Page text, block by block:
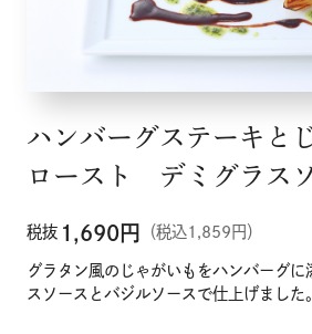
ハンバーグステーキと
ロースト デミグラス
税抜 1,690円 （税込1,859円）
グラタン風のじゃがいもをハンバーグに
スソースとバジルソースで仕上げました。